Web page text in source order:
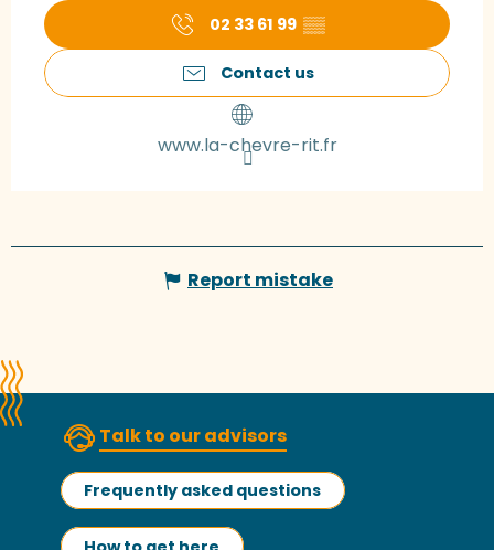
02 33 61 99 ▒▒
Contact us
www.la-chevre-rit.fr
Report mistake
Talk to our advisors
Frequently asked questions